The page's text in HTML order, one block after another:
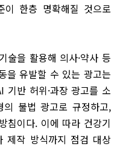
이 한층 명확해질 것으로
술을 활용해 의사·약사 등
을 유발할 수 있는 광고는
기반 허위·과장 광고를 소
불법 광고로 규정하고,
침이다. 이에 따라 건강기
제작 방식까지 점검 대상